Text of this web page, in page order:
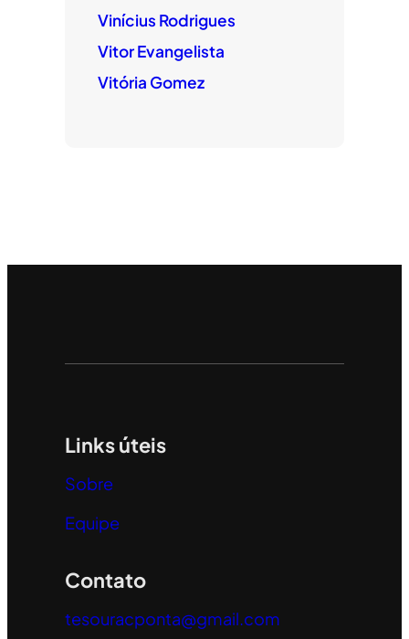
Vinícius Rodrigues
Vitor Evangelista
Vitória Gomez
Links úteis
Sobre
Equipe
Contato
tesouracponta@gmail.com